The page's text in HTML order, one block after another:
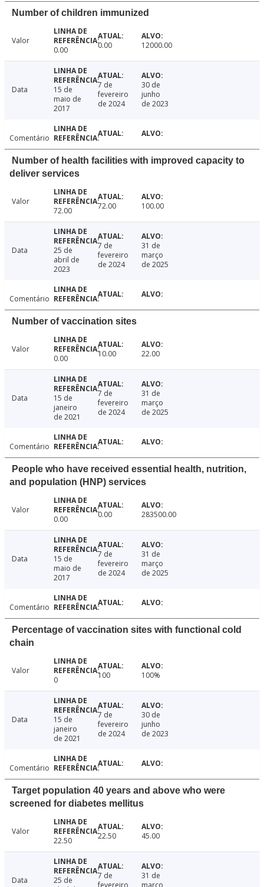
Number of children immunized
Valor
0.00
0.00 12000.00
Data
15 de
maio de
2017
7 de
fevereiro
de 2024
30 de
junho
de 2023
Comentário
Number of health facilities with improved capacity to
deliver services
Valor
72.00
72.00 100.00
Data
25 de
abril de
2023
7 de
fevereiro
de 2024
31 de
março
de 2025
Comentário
Number of vaccination sites
Valor
0.00
10.00 22.00
Data
15 de
janeiro
de 2021
7 de
fevereiro
de 2024
31 de
março
de 2025
Comentário
People who have received essential health, nutrition,
and population (HNP) services
Valor
0.00
0.00 283500.00
Data
15 de
maio de
2017
7 de
fevereiro
de 2024
31 de
março
de 2025
Comentário
Percentage of vaccination sites with functional cold
chain
Valor
0
100 100%
Data
15 de
janeiro
de 2021
7 de
fevereiro
de 2024
30 de
junho
de 2023
Comentário
Target population 40 years and above who were
screened for diabetes mellitus
Valor
22.50
22.50 45.00
Data
25 de
7 de
31 de